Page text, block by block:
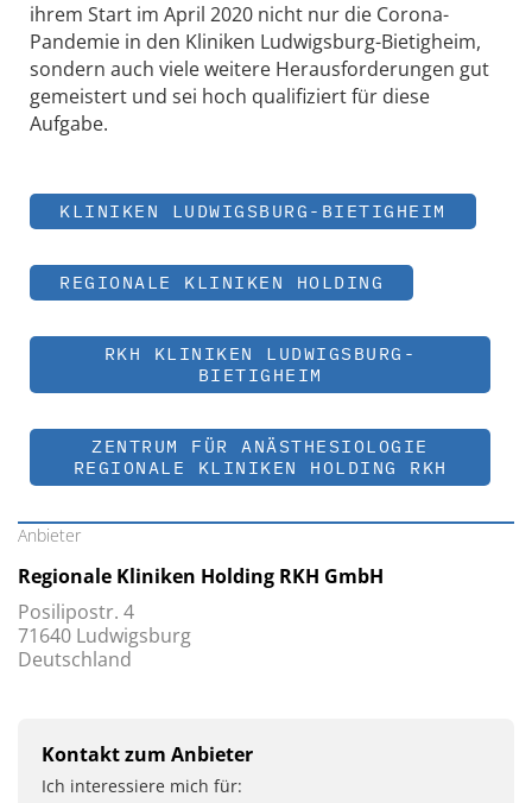
ihrem Start im April 2020 nicht nur die Corona-
Pandemie in den Kliniken Ludwigsburg-Bietigheim,
sondern auch viele weitere Herausforderungen gut
gemeistert und sei hoch qualifiziert für diese
Aufgabe.
KLINIKEN LUDWIGSBURG-BIETIGHEIM
REGIONALE KLINIKEN HOLDING
RKH KLINIKEN LUDWIGSBURG-
BIETIGHEIM
ZENTRUM FÜR ANÄSTHESIOLOGIE
REGIONALE KLINIKEN HOLDING RKH
Anbieter
Regionale Kliniken Holding RKH GmbH
Posilipostr. 4
71640 Ludwigsburg
Deutschland
Kontakt zum Anbieter
Ich interessiere mich für: